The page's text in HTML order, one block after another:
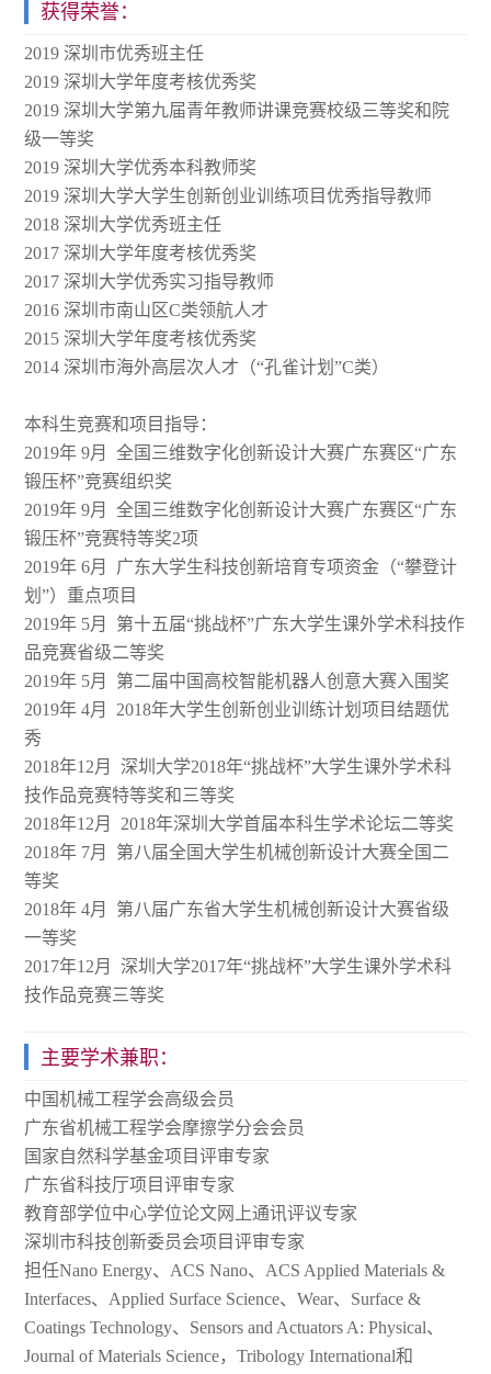
获得荣誉：
2019 深圳市优秀班主任
2019 深圳大学年度考核优秀奖
2019 深圳大学第九届青年教师讲课竞赛校级三等奖和院
级一等奖
2019 深圳大学优秀本科教师奖
2019 深圳大学大学生创新创业训练项目优秀指导教师
2018 深圳大学优秀班主任
2017 深圳大学年度考核优秀奖
2017 深圳大学优秀实习指导教师
2016 深圳市南山区C类领航人才
2015 深圳大学年度考核优秀奖
2014 深圳市海外高层次人才（“孔雀计划”C类）
本科生竞赛和项目指导：
2019年 9月 全国三维数字化创新设计大赛广东赛区“广东
锻压杯”竞赛组织奖
2019年 9月 全国三维数字化创新设计大赛广东赛区“广东
锻压杯”竞赛特等奖2项
2019年 6月 广东大学生科技创新培育专项资金（“攀登计
划”）重点项目
2019年 5月 第十五届“挑战杯”广东大学生课外学术科技作
品竞赛省级二等奖
2019年 5月 第二届中国高校智能机器人创意大赛入围奖
2019年 4月 2018年大学生创新创业训练计划项目结题优
秀
2018年12月 深圳大学2018年“挑战杯”大学生课外学术科
技作品竞赛特等奖和三等奖
2018年12月 2018年深圳大学首届本科生学术论坛二等奖
2018年 7月 第八届全国大学生机械创新设计大赛全国二
等奖
2018年 4月 第八届广东省大学生机械创新设计大赛省级
一等奖
2017年12月 深圳大学2017年“挑战杯”大学生课外学术科
技作品竞赛三等奖
主要学术兼职：
中国机械工程学会高级会员
广东省机械工程学会摩擦学分会会员
国家自然科学基金项目评审专家
广东省科技厅项目评审专家
教育部学位中心学位论文网上通讯评议专家
深圳市科技创新委员会项目评审专家
担任Nano Energy、ACS Nano、ACS Applied Materials &
Interfaces、Applied Surface Science、Wear、Surface &
Coatings Technology、Sensors and Actuators A: Physical、
Journal of Materials Science，Tribology International和